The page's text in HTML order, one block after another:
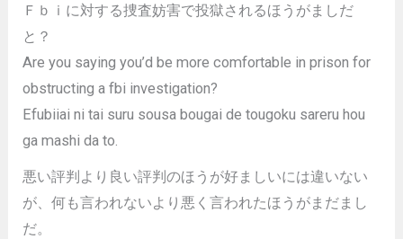
Ｆｂｉに対する捜査妨害で投獄されるほうがましだ
と？
Are you saying you’d be more comfortable in prison for
obstructing a fbi investigation?
Efubiiai ni tai suru sousa bougai de tougoku sareru hou
ga mashi da to.
悪い評判より良い評判のほうが好ましいには違いない
が、何も言われないより悪く言われたほうがまだまし
だ。